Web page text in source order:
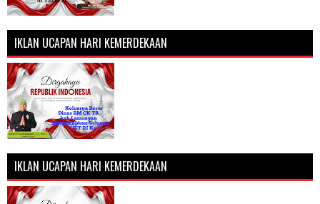
IKLAN UCAPAN HARI KEMERDEKAAN
IKLAN UCAPAN HARI KEMERDEKAAN